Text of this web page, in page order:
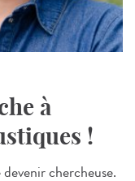
à
!
chercheuse.